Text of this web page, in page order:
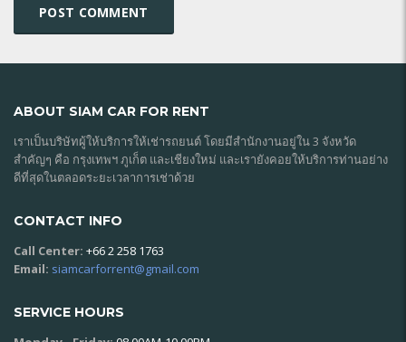
ABOUT SIAM CAR FOR RENT
เราเป็นบริษัทผู้ให้บริการให้เช่ารถยนต์ โดยมีสำนักงานอยู่ใน 3 จังหวัด
สำคัญๆ คือ กรุงเทพฯ ภูเก็ต และเชียงใหม่ และเรายังคอยให้บริการท่านอย่าง
ดีที่สุดในตลอดระยะเวลาการเช่าด้วย
CONTACT INFO
Call Center: +66 2 258 1763
Email: siamcarforrent@gmail.com
SERVICE HOURS